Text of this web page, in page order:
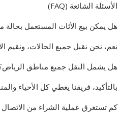
الأسئلة الشائعة (FAQ)
هل يمكن بيع الأثاث المستعمل
نعم، نحن نقبل جميع الحالات، ونقيم
هل يشمل النقل جميع مناطق
بالتأكيد، فريقنا يغطي كل الأحياء
كم تستغرق عملية الشراء من الاتصال